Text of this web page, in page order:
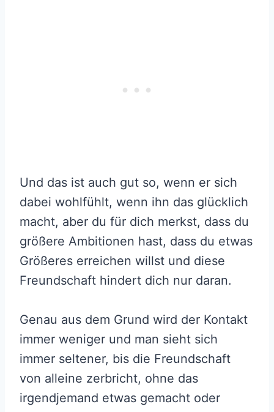
Und das ist auch gut so, wenn er sich
dabei wohlfühlt, wenn ihn das glücklich
macht, aber du für dich merkst, dass du
größere Ambitionen hast, dass du etwas
Größeres erreichen willst und diese
Freundschaft hindert dich nur daran.
Genau aus dem Grund wird der Kontakt
immer weniger und man sieht sich
immer seltener, bis die Freundschaft
von alleine zerbricht, ohne das
irgendjemand etwas gemacht oder